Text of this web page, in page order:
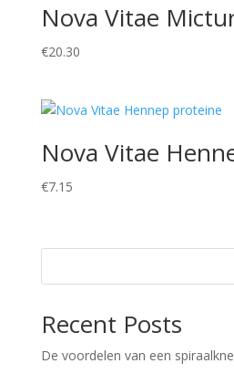
Nova Vitae
€20.30
Nova Vitae
€7.15
Recent Posts
De voordelen van een